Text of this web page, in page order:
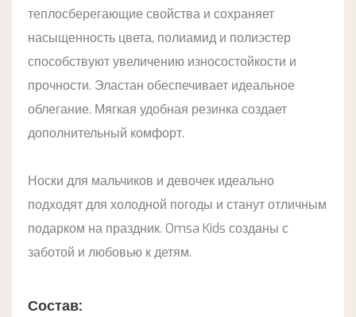
теплосберегающие свойства и сохраняет
насыщенность цвета, полиамид и полиэстер
способствуют увеличению износостойкости и
прочности. Эластан обеспечивает идеальное
облегание. Мягкая удобная резинка создает
дополнительный комфорт.
Носки для мальчиков и девочек идеально
подходят для холодной погоды и станут отличным
подарком на праздник. Omsa Kids созданы с
заботой и любовью к детям.
Состав: